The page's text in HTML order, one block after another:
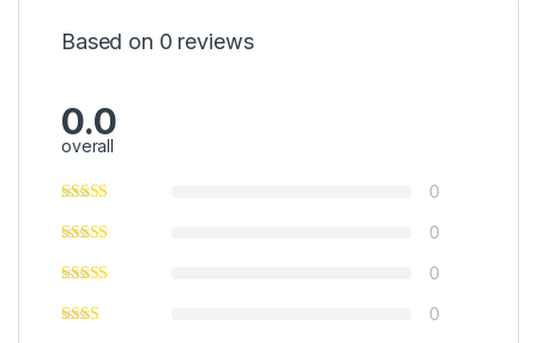
Based on 0 reviews
0.0
overall
0
0
0
0